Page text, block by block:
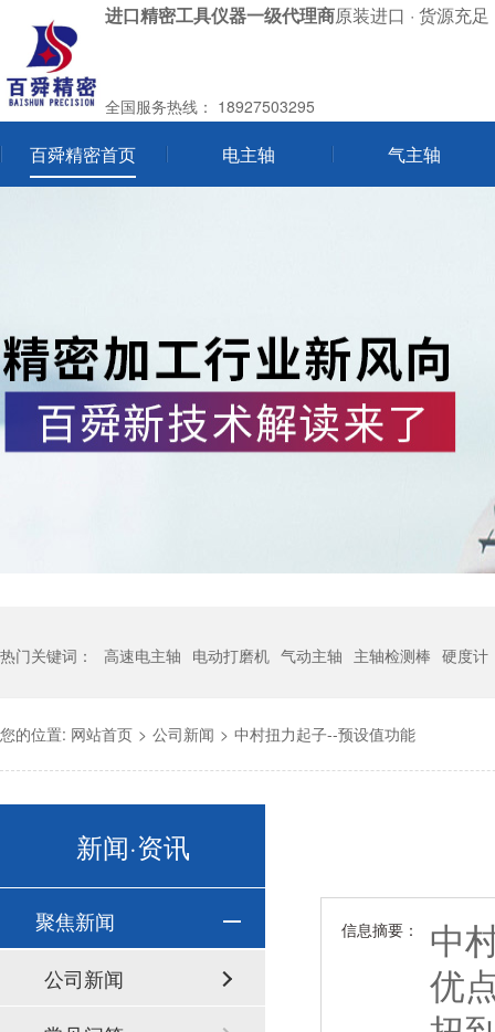
进口精密工具仪器一级代理商原装进口 · 货源充
全国服务热线： 18927503295
百舜精密首页 电主轴 气主轴
热门关键词： 高速电主轴 电动打磨机 气动主轴 主轴检测棒 硬度计
您的位置: 网站首页 > 公司新闻 > 中村扭力起子--预设值功能
信息摘要：
中
优
新闻·资讯
聚焦新闻
公司新闻